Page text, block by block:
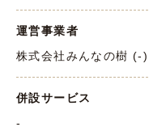
運営事業者
株式会社みんなの樹 (-)
併設サービス
-